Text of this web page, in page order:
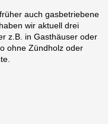
auch gasbetriebene
wir aktuell drei
z.B. in Gasthäuser oder
ohne Zündholz oder